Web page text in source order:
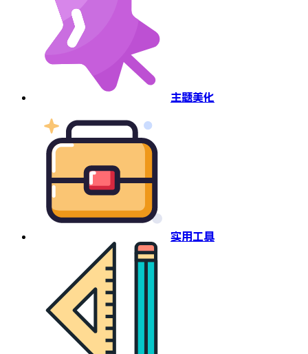
主题美化
实用工具